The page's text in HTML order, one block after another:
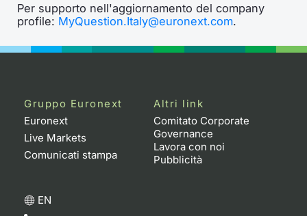
Per supporto nell'aggiornamento del company
profile: MyQuestion.Italy@euronext.com.
Gruppo Euronext
Euronext
Live Markets
Comunicati stampa
Altri link
Comitato Corporate
Governance
Lavora con noi
Pubblicità
EN